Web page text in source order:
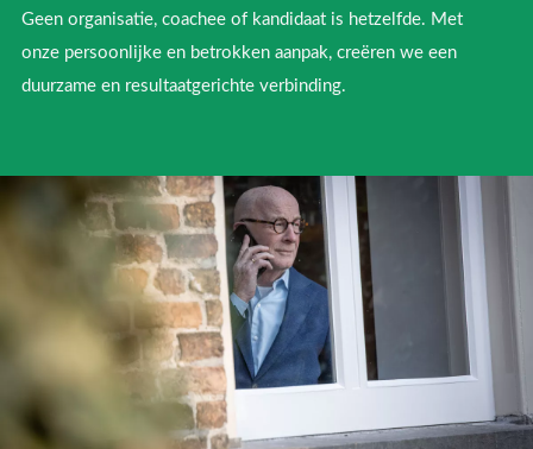
Geen organisatie, coachee of kandidaat is hetzelfde. Met
onze persoonlijke en betrokken aanpak, creëren we een
duurzame en resultaatgerichte verbinding.